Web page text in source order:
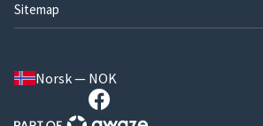
Sitemap
Norsk — NOK